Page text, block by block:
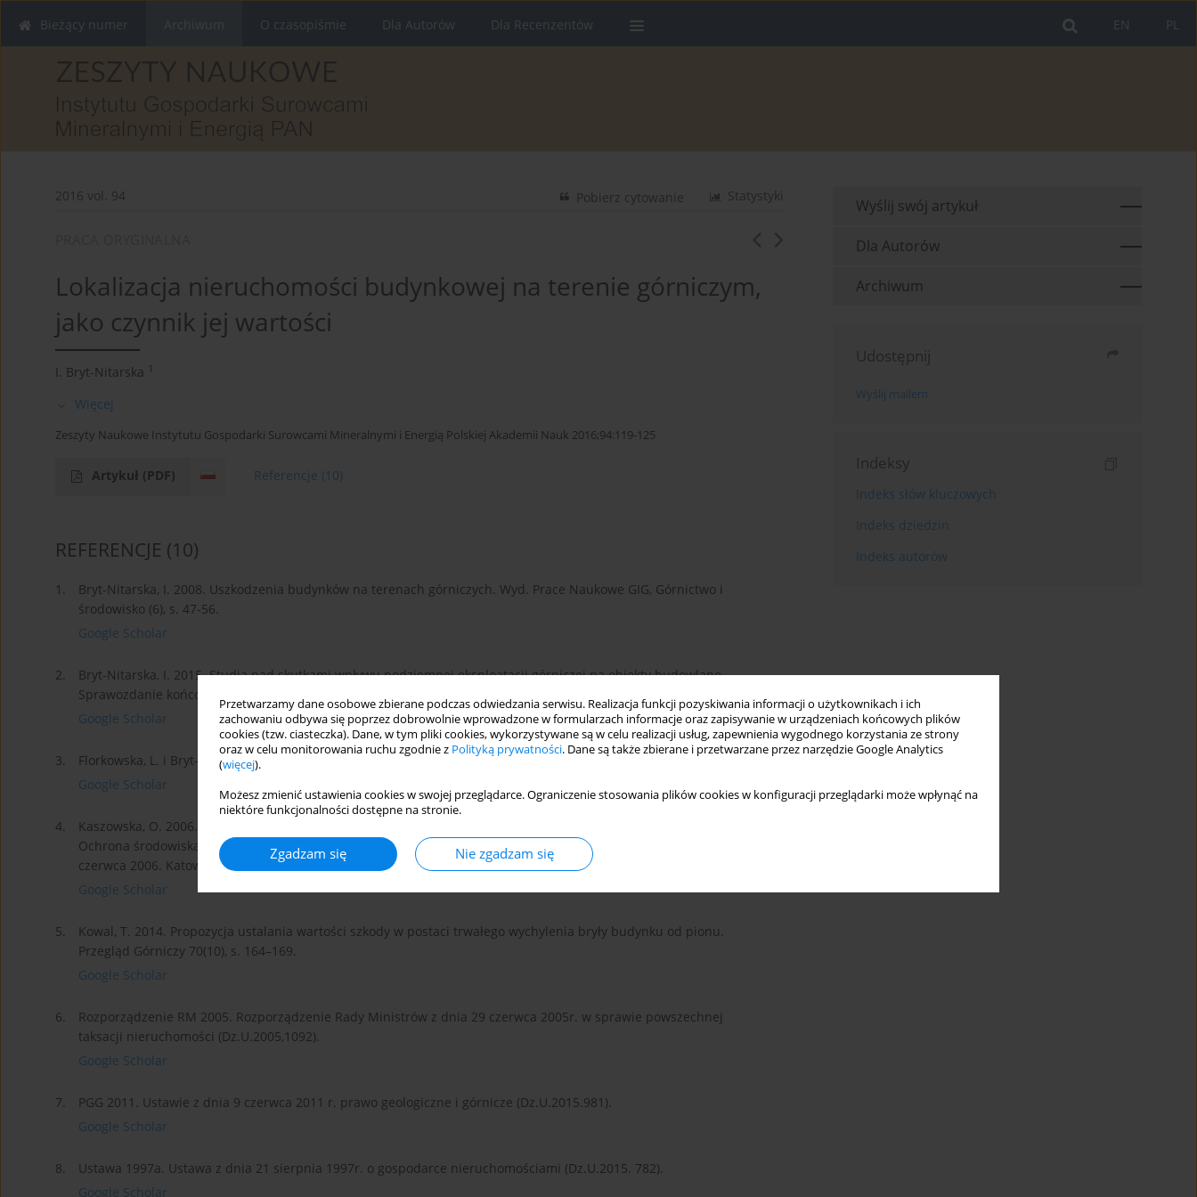
Przetwarzamy dane osobowe zbierane podczas odwiedzania serwisu. Realizacja funkcji pozyskiwania informacji o użytkownikach i ich
zachowaniu odbywa się poprzez dobrowolnie wprowadzone w formularzach informacje oraz zapisywanie w urządzeniach końcowych plików
cookies (tzw. ciasteczka). Dane, w tym pliki cookies, wykorzystywane są w celu realizacji usług, zapewnienia wygodnego korzystania ze strony
oraz w celu monitorowania ruchu zgodnie z Polityką prywatności. Dane są także zbierane i przetwarzane przez narzędzie Google Analytics
(więcej).
Możesz zmienić ustawienia cookies w swojej przeglądarce. Ograniczenie stosowania plików cookies w konfiguracji przeglądarki może wpłynąć na
niektóre funkcjonalności dostępne na stronie.
Zgadzam się Nie zgadzam się
PL
EN
Bieżący numer O czasopiśmie Dla Autorów Dla Recenzentów
2016 vol. 94 Statystyki
Pobierz cytowanie
Lokalizacja nieruchomości budynkowej na terenie górniczym,
jako czynnik jej wartości
I. Bryt-Nitarska 1
Więcej
Zeszyty Naukowe Instytutu Gospodarki Surowcami Mineralnymi i Energią Polskiej Akademii Nauk 2016;94:119-125
Artykuł (PDF) Referencje (10)
REFERENCJE (10)
1.
Bryt-Nitarska, I. 2008. Uszkodzenia budynków na terenach górniczych. Wyd. Prace Naukowe GIG, Górnictwo i
środowisko (6), s. 47-56.
Google Scholar
2.
Bryt-Nitarska, I. 2015. Studia nad skutkami wpływu podziemnej eksploatacji górniczej na obiekty budowlane.
Sprawozdanie końcowe. ITB, Warszawa, (praca badawcza niepublikowana).
Google Scholar
3.
Florkowska, L. i Bryt-Nitarska, I. 2015. Społeczne aspekty szkód górniczych. Przegląd Górniczy 71(11), s. 101–105.
Google Scholar
4.
Kaszowska, O. 2006. Szkody górnicze w budynkach mieszkalnych w aspekcie społecznym i ekonomicznym. [W:]
Ochrona środowiska na terenach górniczych Materiały konferencji naukowo-technicznej. Szczyrk, 31 maja–1
czerwca 2006. Katowice: ZG SiTG, s. 189–209.
Google Scholar
5.
Kowal, T. 2014. Propozycja ustalania wartości szkody w postaci trwałego wychylenia bryły budynku od pionu.
Przegląd Górniczy 70(10), s. 164–169.
Google Scholar
6.
Rozporządzenie RM 2005. Rozporządzenie Rady Ministrów z dnia 29 czerwca 2005r. w sprawie powszechnej
taksacji nieruchomości (Dz.U.2005,1092).
Google Scholar
7.
PGG 2011. Ustawie z dnia 9 czerwca 2011 r. prawo geologiczne i górnicze (Dz.U.2015.981).
Google Scholar
8.
Ustawa 1997a. Ustawa z dnia 21 sierpnia 1997r. o gospodarce nieruchomościami (Dz.U.2015. 782).
Google Scholar
Wyślij swój artykuł
Dla Autorów
Archiwum
Udostępnij
Wyślij mailem
Indeksy
Indeks słów kluczowych
Indeks dziedzin
Indeks autorów